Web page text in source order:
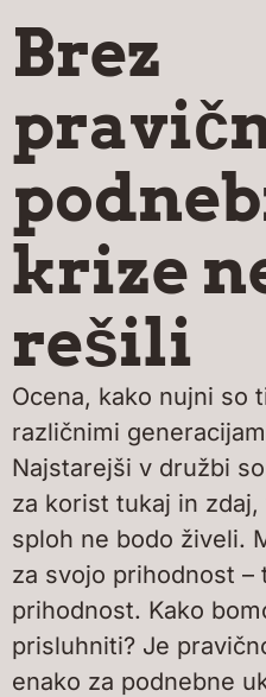
Brez
krize
rešili
Ocena, kako nujni so
različnimi
Najstarejši v družbi
za korist tukaj in
sploh ne bodo živeli.
za svojo prihodnost
prihodnost. Kako
prisluhniti? Je
enako za podnebne